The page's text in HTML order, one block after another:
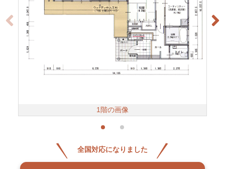
1階の画像
全国対応になりました